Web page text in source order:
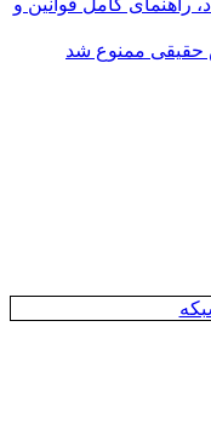
راهنمای کامل قوانین و
حقیقی ممنوع شد